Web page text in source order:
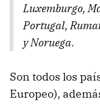
Luxemburgo,
Portugal,
y Noruega.
Son todos los
Europeo),